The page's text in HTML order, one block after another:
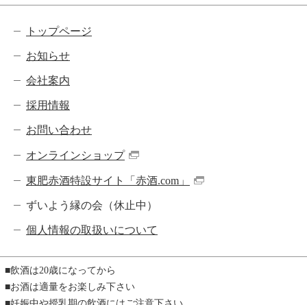
ナ
ビ
ゲー
ショ
ン
トップページ
お知らせ
会社案内
採用情報
お問い合わせ
オンラインショップ
東肥赤酒特設サイト「赤酒.com」
ずいよう縁の会（休止中）
個人情報の取扱いについて
飲酒は20歳になってから
お酒は適量をお楽しみ下さい